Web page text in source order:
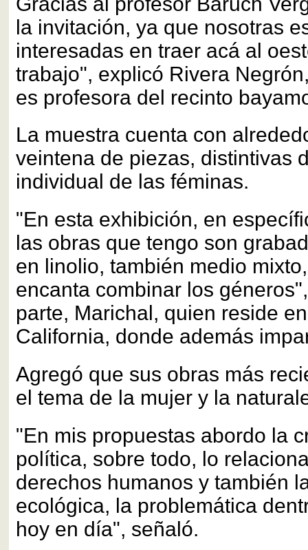
la invitación, ya que nosotras
interesadas en traer acá al
trabajo", explicó Rivera
es profesora del recinto
La muestra cuenta con
veintena de piezas, distintivas
individual de las féminas.
"En esta exhibición, en
las obras que tengo son
en linolio, también medio
encanta combinar los
parte, Marichal, quien reside
California, donde además
Agregó que sus obras más
el tema de la mujer y la
"En mis propuestas abordo la
política, sobre todo, lo
derechos humanos y también
ecológica, la problemática
hoy en día", señaló.